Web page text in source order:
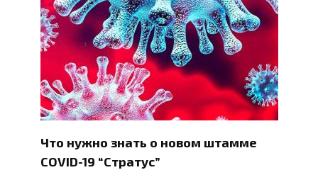
Что нужно знать о новом штамме
COVID-19 “Стратус”